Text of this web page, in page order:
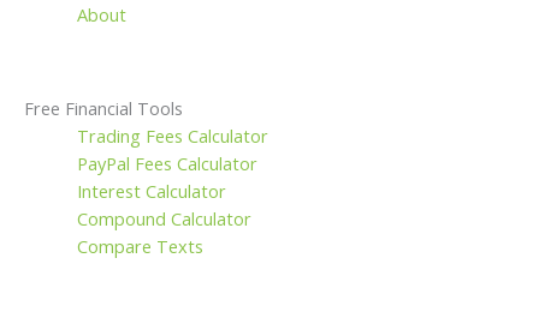
About
Free Financial Tools
Trading Fees Calculator
PayPal Fees Calculator
Interest Calculator
Compound Calculator
Compare Texts